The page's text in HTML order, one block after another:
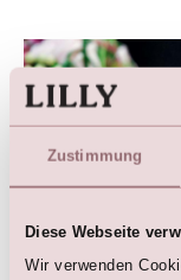
Zustimmung
Diese Webseite
Wir verwenden